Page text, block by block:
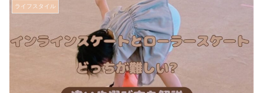
ライフスタイル